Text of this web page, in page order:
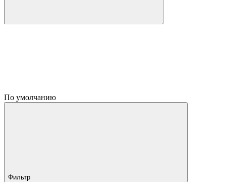
По умолчанию
Фильтр